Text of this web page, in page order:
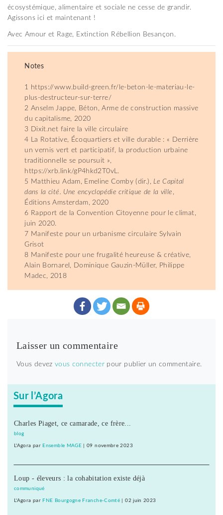
écosystémique, alimentaire et sociale ne cesse de grandir.
Agissons ici et maintenant !
Avec Amour et Rage, Extinction Rébellion Besançon.
Notes
1 https://www.build-green.fr/le-beton-le-materiau-le-
plus-destructeur-sur-terre/
2 Anselm Jappe, Béton, Arme de construction massive
du capitalisme, 2020
3 Dixit.net faire la ville circulaire
4 La Rotative, Écoquartiers et ville durable : « Derrière
un vernis vert et participatif, la production urbaine
traditionnelle se poursuit »,
https://xrb.link/gP4hkd2T0vL.
5 Matthieu Adam, Emeline Comby (dir.), Le Capital
dans la cité. Une encyclopédie critique de la ville ,
Éditions Amsterdam, 2020
6 Rapport de la Convention Citoyenne pour le climat,
juin 2020.
7 Manifeste pour un urbanisme circulaire Sylvain
Grisot
8 Manifeste pour une frugalité heureuse & créative,
Alain Bornarel, Dominique Gauzin-Müller, Philippe
Madec, 2018
Laisser un commentaire
Vous devez vous connecter pour publier un commentaire.
Sur l’Agora
Charles Piaget, ce camarade, ce frère...
blog
L'Agora par Ensemble MAGE |09 novembre 2023
Loup - éleveurs : la cohabitation existe déjà
communiqué
L'Agora par FNE Bourgogne Franche-Comté |02 juin 2023